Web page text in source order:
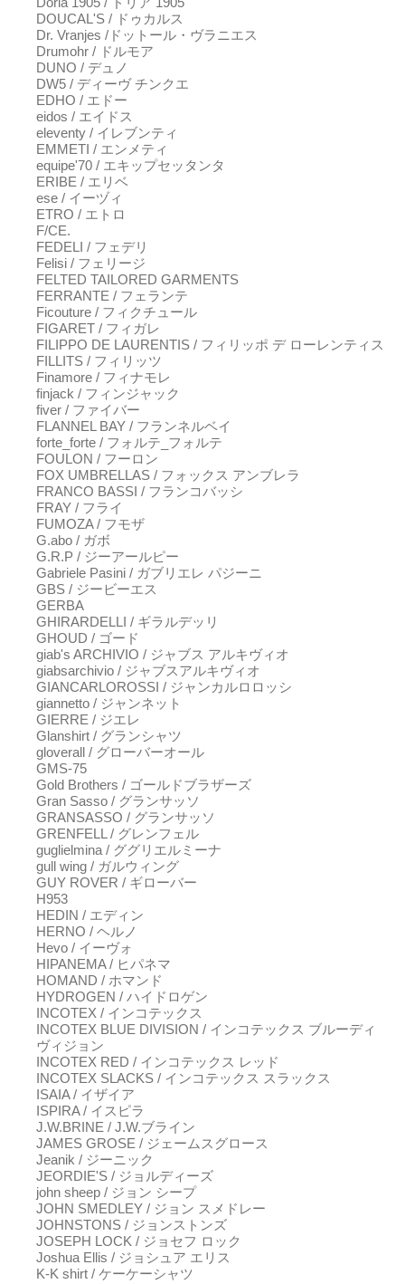
DOUCAL'S / ドゥカルス
Dr. Vranjes /ドットール・ヴラニエス
Drumohr / ドルモア
DUNO / デュノ
DW5 / ディーヴ チンクエ
EDHO / エドー
eidos / エイドス
eleventy / イレブンティ
EMMETI / エンメティ
equipe'70 / エキップセッタンタ
ERIBE / エリベ
ese / イーヅィ
ETRO / エトロ
F/CE.
FEDELI / フェデリ
Felisi / フェリージ
FELTED TAILORED GARMENTS
FERRANTE / フェランテ
Ficouture / フィクチュール
FIGARET / フィガレ
FILIPPO DE LAURENTIS / フィリッポ デ ローレンティス
FILLITS / フィリッツ
Finamore / フィナモレ
finjack / フィンジャック
fiver / ファイバー
FLANNEL BAY / フランネルベイ
forte_forte / フォルテ_フォルテ
FOULON / フーロン
FOX UMBRELLAS / フォックス アンブレラ
FRANCO BASSI / フランコバッシ
FRAY / フライ
FUMOZA / フモザ
G.abo / ガボ
G.R.P / ジーアールピー
Gabriele Pasini / ガブリエレ パジーニ
GBS / ジービーエス
GERBA
GHIRARDELLI / ギラルデッリ
GHOUD / ゴード
giab's ARCHIVIO / ジャブス アルキヴィオ
giabsarchivio / ジャブスアルキヴィオ
GIANCARLOROSSI / ジャンカルロロッシ
giannetto / ジャンネット
GIERRE / ジエレ
Glanshirt / グランシャツ
gloverall / グローバーオール
GMS-75
Gold Brothers / ゴールドブラザーズ
Gran Sasso / グランサッソ
GRANSASSO / グランサッソ
GRENFELL / グレンフェル
guglielmina / ググリエルミーナ
gull wing / ガルウィング
GUY ROVER / ギローバー
H953
HEDIN / エディン
HERNO / ヘルノ
Hevo / イーヴォ
HIPANEMA / ヒパネマ
HOMAND / ホマンド
HYDROGEN / ハイドロゲン
INCOTEX / インコテックス
INCOTEX BLUE DIVISION / インコテックス ブルーディ
ヴィジョン
INCOTEX RED / インコテックス レッド
INCOTEX SLACKS / インコテックス スラックス
ISAIA / イザイア
ISPIRA / イスピラ
J.W.BRINE / J.W.ブライン
JAMES GROSE / ジェームスグロース
Jeanik / ジーニック
JEORDIE'S / ジョルディーズ
john sheep / ジョン シープ
JOHN SMEDLEY / ジョン スメドレー
JOHNSTONS / ジョンストンズ
JOSEPH LOCK / ジョセフ ロック
Joshua Ellis / ジョシュア エリス
K-K shirt / ケーケーシャツ